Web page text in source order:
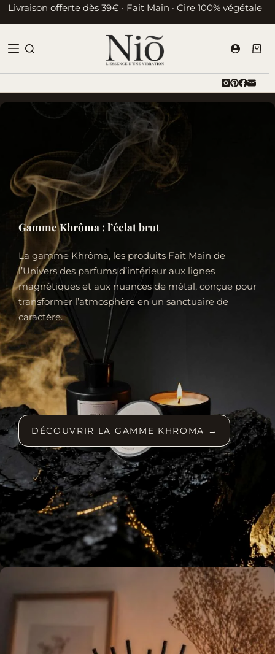
Passer
au
Livraison offerte dès 39€ · Fait Main · Cire 100% végétale
Gamme Khrôma : l’éclat brut
La gamme Khrôma, les produits Fait Main de
l’Univers des parfums d’intérieur aux lignes
magnétiques et aux nuances de métal, conçue pour
transformer l’atmosphère en un sanctuaire de
caractère.
DÉCOUVRIR LA GAMME KHROMA →